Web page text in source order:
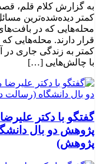
به گزارش کلام قلم،
کمتر دیده‌شده‌ترین
محله‌هایی که در
قرار دارند. محله‌هایی
کمتر به زندگی جاری در
با چالش‌هایی […]
گفتگو با دکتر
پژوهش دو بال
پژوهش)